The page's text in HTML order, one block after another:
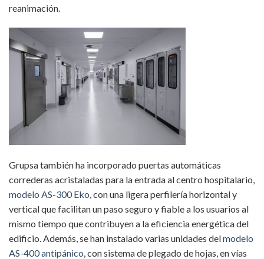
reanimación.
Grupsa también ha incorporado puertas automáticas
correderas acristaladas para la entrada al centro hospitalario,
modelo AS-300 Eko, con una ligera perfilería horizontal y
vertical que facilitan un paso seguro y fiable a los usuarios al
mismo tiempo que contribuyen a la eficiencia energética del
edificio. Además, se han instalado varias unidades delmodelo
AS-400 antipánico, con sistema de plegado de hojas, en vías